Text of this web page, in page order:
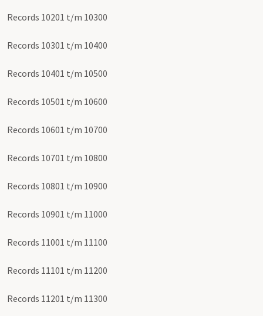
Records 10201 t/m 10300
Records 10301 t/m 10400
Records 10401 t/m 10500
Records 10501 t/m 10600
Records 10601 t/m 10700
Records 10701 t/m 10800
Records 10801 t/m 10900
Records 10901 t/m 11000
Records 11001 t/m 11100
Records 11101 t/m 11200
Records 11201 t/m 11300